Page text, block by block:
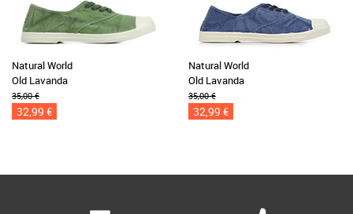
Natural World
Old Lavanda
35,00 €
32,99 €
Natural World
Old Lavanda
35,00 €
32,99 €